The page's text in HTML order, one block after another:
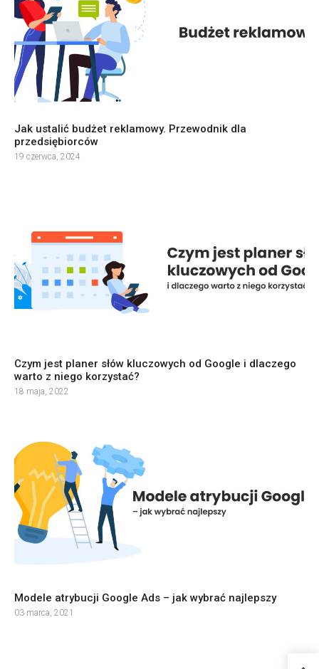
Jak ustalić budżet reklamowy. Przewodnik dla
przedsiębiorców
19 czerwca, 2024
Czym jest planer słów kluczowych od Google i dlaczego
warto z niego korzystać?
18 maja, 2022
Modele atrybucji Google Ads – jak wybrać najlepszy
03 marca, 2021